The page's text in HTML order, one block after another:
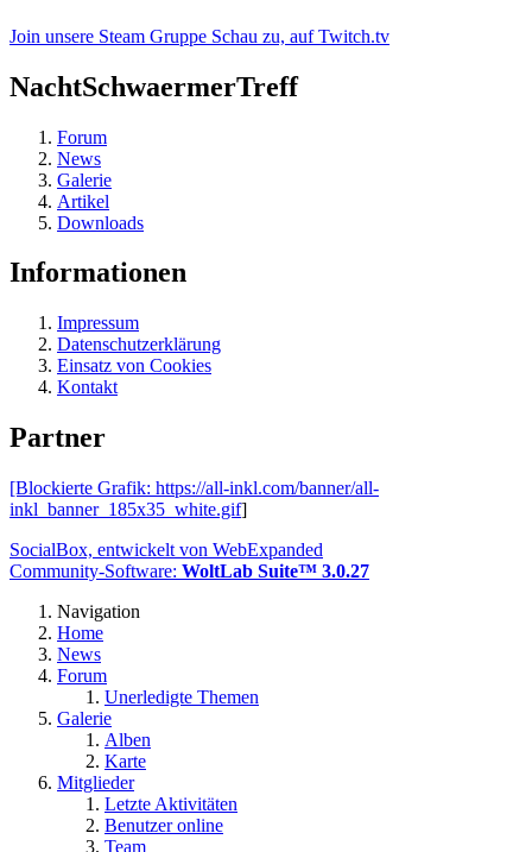
Join unsere Steam Gruppe Schau zu, auf Twitch.tv
NachtSchwaermerTreff
Forum
News
Galerie
Artikel
Downloads
Informationen
Impressum
Datenschutzerklärung
Einsatz von Cookies
Kontakt
Partner
[Blockierte Grafik: https://all-inkl.com/banner/all-
inkl_banner_185x35_white.gif]
SocialBox, entwickelt von WebExpanded
Community-Software: WoltLab Suite™ 3.0.27
Navigation
Home
News
Forum
Unerledigte Themen
Galerie
Alben
Karte
Mitglieder
Letzte Aktivitäten
Benutzer online
Team